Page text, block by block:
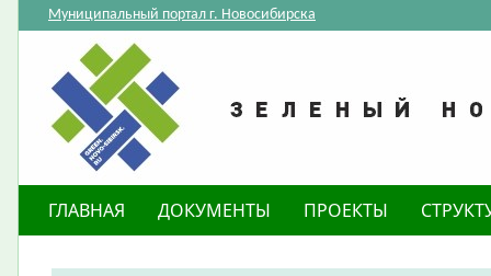
Муниципальный портал г. Новосибирска
ГЛАВНАЯ ДОКУМЕНТЫ ПРОЕКТЫ